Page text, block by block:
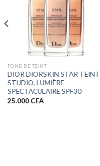
FOND DE TEINT
DIOR DIORSKIN STAR TEINT
STUDIO, LUMIÈRE
SPECTACULAIRE SPF30
25.000 CFA